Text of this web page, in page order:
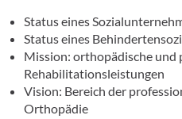
Status eines
Status eines
Mission: orthopädische und
Rehabilitationsleistungen
Vision: Bereich der
Orthopädie